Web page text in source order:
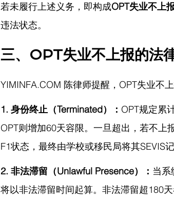
若未履行上述义务，即构成OPT失业不上
违法状态。
三、OPT失业不上报的法
YIMINFA.COM 陈律师提醒， OPT失业不
1. 身份终止（Terminated）： OPT规定累
OPT则增加60天容限。一旦超出，若不
F1状态，最终由学校或移民局将其SEVIS
2. 非法滞留（Unlawful Presence）： 当系
将以非法滞留时间起算。非法滞留超180